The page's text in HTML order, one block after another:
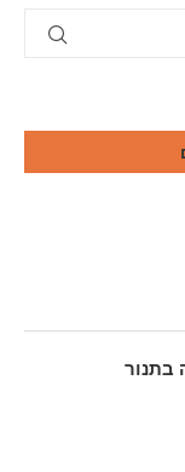
בתנור